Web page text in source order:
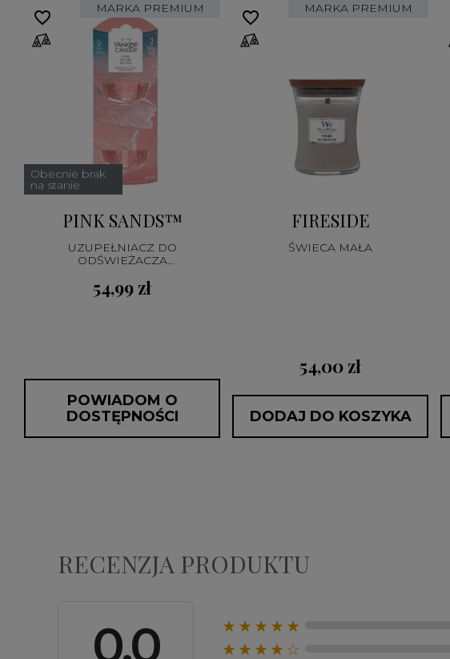
MARKA PREMIUM
Obecnie brak
na stanie
PINK SANDS™
UZUPEŁNIACZ DO
ODŚWIEŻACZA
54,99 zł
POWIADOM O
DOSTĘPNOŚCI
favorite_border MARKA PREMIUM
FIRESIDE
ŚWIECA MAŁA
54,00 zł
DODAJ DO KOSZYKA
favorite_border
RECENZJA PRODUKTU
0.0 ★★★★★
★★★★☆